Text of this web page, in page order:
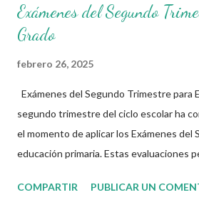
Exámenes del Segundo
Grado
febrero 26, 2025
Exámenes del Segundo Trimestre para
segundo trimestre del ciclo escolar ha
el momento de aplicar los Exámenes del
educación primaria. Estas evaluaciones
establecidos en el nuevo plan de
COMPARTIR PUBLICAR UN